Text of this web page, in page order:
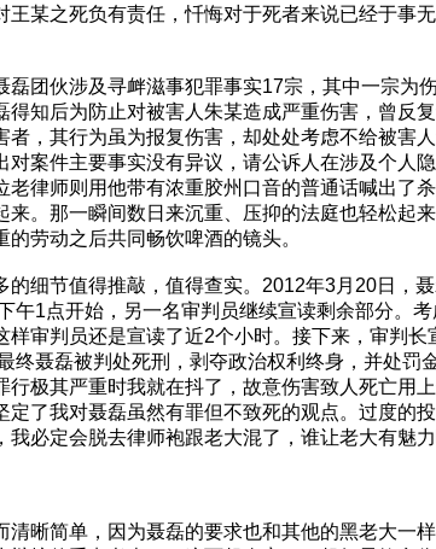
某之死负有责任，忏悔对于死者来说已经于事
团伙涉及寻衅滋事犯罪事实17宗，其中一宗为
知后为防止对被害人朱某造成严重伤害，曾反
，其行为虽为报复伤害，却处处考虑不给被害
案件主要事实没有异议，请公诉人在涉及个人
律师则用他带有浓重胶州口音的普通话喊出了
。那一瞬间数日来沉重、压抑的法庭也轻松起
劳动之后共同畅饮啤酒的镜头。
细节值得推敲，值得查实。2012年3月20日，
1点开始，另一名审判员继续宣读剩余部分。
审判员还是宣读了近2个小时。接下来，审判
聂磊被判处死刑，剥夺政治权利终身，并处罚
极其严重时我就在抖了，故意伤害致人死亡用
了我对聂磊虽然有罪但不致死的观点。过度的
必定会脱去律师袍跟老大混了，谁让老大有魅力
晰简单，因为聂磊的要求也和其他的黑老大一